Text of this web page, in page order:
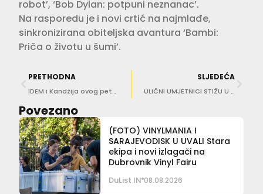
robot’, ‘Bob Dylan: potpuni neznanac’.
Na rasporedu je i novi crtić na najmlađe,
sinkronizirana obiteljska avantura ‘Bambi:
Priča o životu u šumi’.
PRETHODNA
IDEM i Kandžija ovog petka u Lazaretima!
SLJEDEĆA
ULIČNI UMJETNICI STIŽU U DUBROVNIK Pogledajte tko će sve i gdje nastupati
Povezano
(FOTO) VINYLMANIA I
SARAJEVODISK U UVALI Stara
ekipa i novi izlagači na
Dubrovnik Vinyl Fairu
DuList IN 08.08.2026